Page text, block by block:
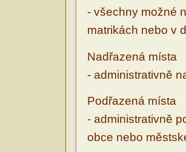
- všechny možné
matrikách nebo v
Nadřazená místa
- administrativně
Podřazená místa
- administrativně
obce nebo